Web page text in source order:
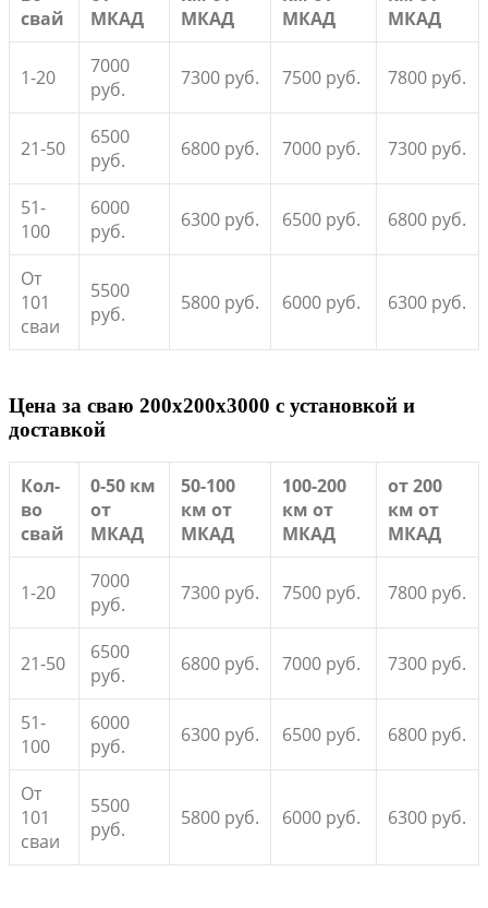
свай
МКАД
МКАД
МКАД
МКАД
1-20
7000
руб.
7300 руб. 7500 руб. 7800 руб.
21-50
6500
руб.
6800 руб. 7000 руб. 7300 руб.
51-
100
6000
руб.
6300 руб. 6500 руб. 6800 руб.
От
101
сваи
5500
руб.
5800 руб. 6000 руб. 6300 руб.
Цена за сваю 200x200x3000 с установкой и
доставкой
Кол-
во
свай
0-50 км
от
МКАД
50-100
км от
МКАД
100-200
км от
МКАД
от 200
км от
МКАД
1-20
7000
руб.
7300 руб. 7500 руб. 7800 руб.
21-50
6500
руб.
6800 руб. 7000 руб. 7300 руб.
51-
100
6000
руб.
6300 руб. 6500 руб. 6800 руб.
От
101
сваи
5500
руб.
5800 руб. 6000 руб. 6300 руб.